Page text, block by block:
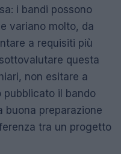
i bandi possono
variano molto, da
a requisiti più
questa
non esitare a
il bando
buona preparazione
tra un progetto